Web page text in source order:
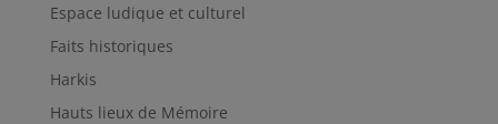
Espace ludique et culturel
Faits historiques
Harkis
Hauts lieux de Mémoire